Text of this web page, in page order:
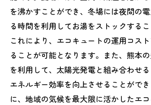
を沸かすことができ、冬場には夜間の
る時間を利用してお湯をストックするこ
これにより、エコキュートの運用コス
ることが可能となります。また、熊本
を利用して、太陽光発電と組み合わせ
エネルギー効率を向上させることがで
に、地域の気候を最大限に活かしたエ